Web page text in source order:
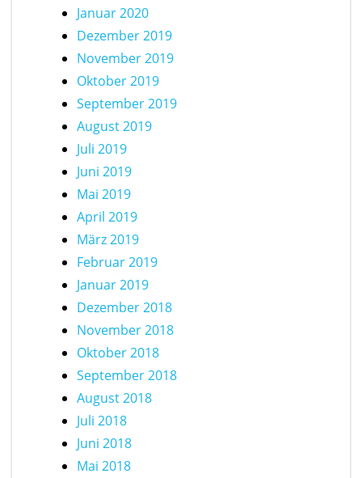
Januar 2020
Dezember 2019
November 2019
Oktober 2019
September 2019
August 2019
Juli 2019
Juni 2019
Mai 2019
April 2019
März 2019
Februar 2019
Januar 2019
Dezember 2018
November 2018
Oktober 2018
September 2018
August 2018
Juli 2018
Juni 2018
Mai 2018